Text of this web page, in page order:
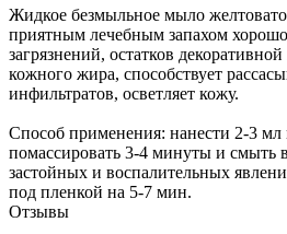
Жидкое безмыльное мыло
приятным лечебным запахом
загрязнений, остатков
кожного жира, способствует
инфильтратов, осветляет кожу.
Способ применения: нанести 2-3
помассировать 3-4 минуты и
застойных и воспалительных
под пленкой на 5-7 мин.
Отзывы